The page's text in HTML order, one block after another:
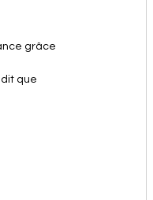
grâce
que